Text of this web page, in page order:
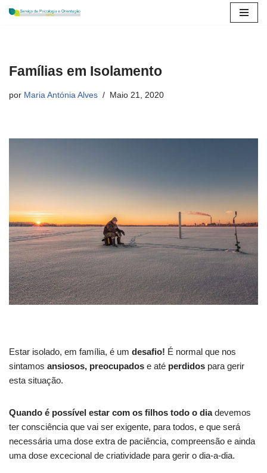
conteúdo
Famílias em Isolamento
por Maria Antónia Alves Maio 21, 2020
Estar isolado, em família, é um desafio! É normal que nos
sintamos ansiosos, preocupados e até perdidos para gerir
esta situação.
Quando é possível estar com os filhos todo o diadevemos
ter consciência que vai ser exigente, para todos, e que será
necessária uma dose extra de paciência, compreensão e ainda
uma dose excecional de criatividade para gerir o dia-a-dia.